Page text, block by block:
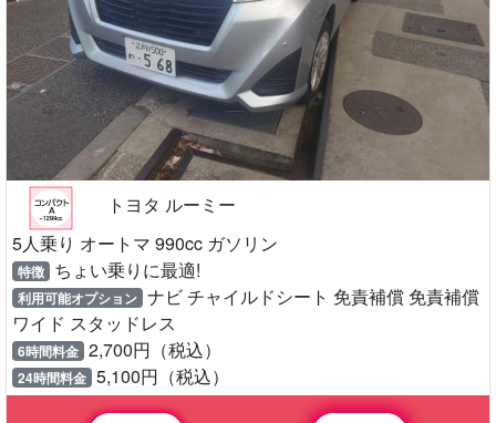
トヨタ ルーミー
5人乗り オートマ 990cc ガソリン
特徴 ちょい乗りに最適!
利用可能オプション ナビ チャイルドシート 免責補償 免責補償
ワイド スタッドレス
6時間料金 2,700円（税込）
24時間料金 5,100円（税込）